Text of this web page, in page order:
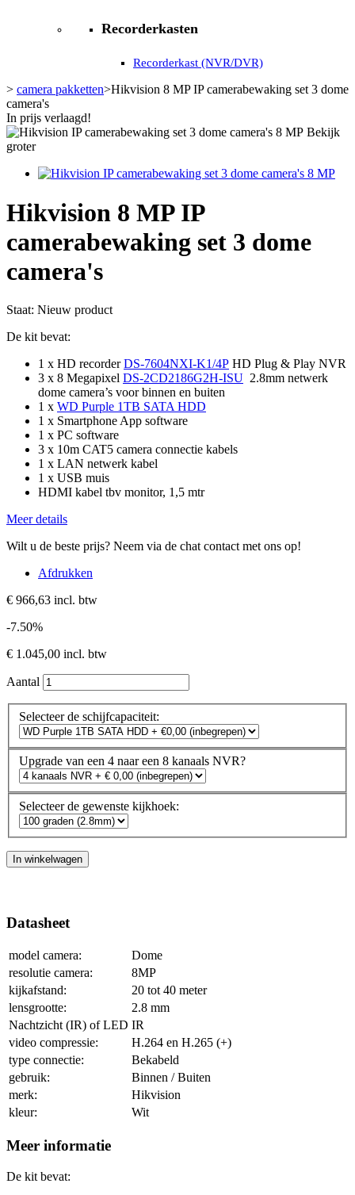
Recorderkasten
Recorderkast (NVR/DVR)
> camera pakketten>Hikvision 8 MP IP camerabewaking set 3 dome
camera's
In prijs verlaagd!
Bekijk
groter
Hikvision 8 MP IP
camerabewaking set 3 dome
camera's
Staat: Nieuw product
De kit bevat:
1 x HD recorderDS-7604NXI-K1/4P HD Plug & Play NVR
3 x 8 Megapixel DS-2CD2186G2H-ISU 2.8mm netwerk
dome camera’s voor binnen en buiten
1 x WD Purple 1TB SATA HDD
1 x Smartphone App software
1 x PC software
3 x 10m CAT5 camera connectie kabels
1 x LAN netwerk kabel
1 x USB muis
HDMI kabel tbv monitor, 1,5 mtr
Meer details
Wilt u de beste prijs? Neem via de chat contact met ons op!
Afdrukken
€ 966,63 incl. btw
-7.50%
€ 1.045,00 incl. btw
Aantal
Selecteer de schijfcapaciteit:
Upgrade van een 4 naar een 8 kanaals NVR?
Selecteer de gewenste kijkhoek:
In winkelwagen
Datasheet
model camera:
Dome
resolutie camera:
8MP
kijkafstand:
20 tot 40 meter
lensgrootte:
2.8 mm
Nachtzicht (IR) of LED IR
video compressie:
H.264 en H.265 (+)
type connectie:
Bekabeld
gebruik:
Binnen / Buiten
merk:
Hikvision
kleur:
Wit
Meer informatie
De kit bevat: